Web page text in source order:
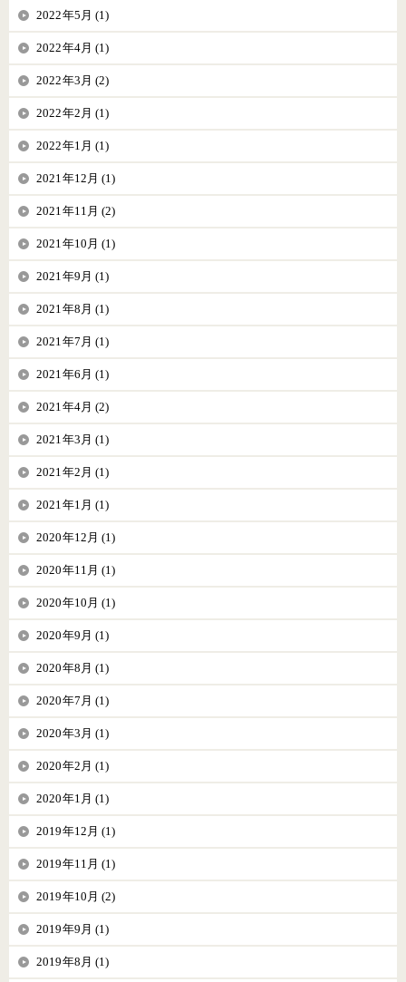
2022年5月 (1)
2022年4月 (1)
2022年3月 (2)
2022年2月 (1)
2022年1月 (1)
2021年12月 (1)
2021年11月 (2)
2021年10月 (1)
2021年9月 (1)
2021年8月 (1)
2021年7月 (1)
2021年6月 (1)
2021年4月 (2)
2021年3月 (1)
2021年2月 (1)
2021年1月 (1)
2020年12月 (1)
2020年11月 (1)
2020年10月 (1)
2020年9月 (1)
2020年8月 (1)
2020年7月 (1)
2020年3月 (1)
2020年2月 (1)
2020年1月 (1)
2019年12月 (1)
2019年11月 (1)
2019年10月 (2)
2019年9月 (1)
2019年8月 (1)